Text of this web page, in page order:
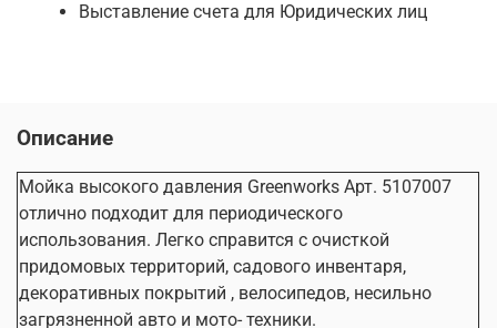
Выставление счета для Юридических лиц
Описание
Мойка высокого давления Greenworks Арт. 5107007
отлично подходит для периодического
использования. Легко справится с очисткой
придомовых территорий, садового инвентаря,
декоративных покрытий , велосипедов, несильно
загрязненной авто и мото- техники.